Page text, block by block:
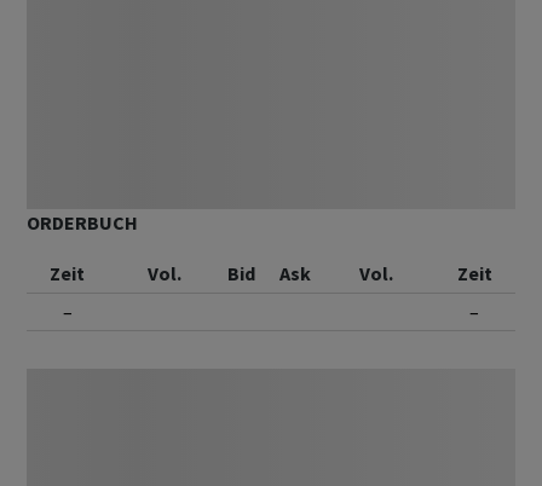
ORDERBUCH
Zeit Vol. Bid Ask Vol.
Zeit
–
–